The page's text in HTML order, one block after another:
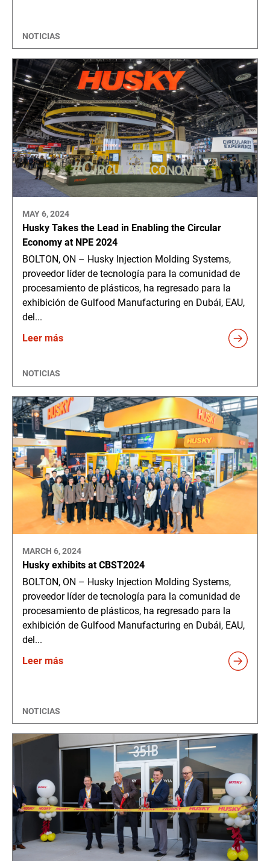
NOTICIAS
MAY 6, 2024
Husky Takes the Lead in Enabling the Circular
Economy at NPE 2024
BOLTON, ON – Husky Injection Molding Systems,
proveedor líder de tecnología para la comunidad de
procesamiento de plásticos, ha regresado para la
exhibición de Gulfood Manufacturing en Dubái, EAU,
del...
Leer más
NOTICIAS
MARCH 6, 2024
Husky exhibits at CBST2024
BOLTON, ON – Husky Injection Molding Systems,
proveedor líder de tecnología para la comunidad de
procesamiento de plásticos, ha regresado para la
exhibición de Gulfood Manufacturing en Dubái, EAU,
del...
Leer más
NOTICIAS